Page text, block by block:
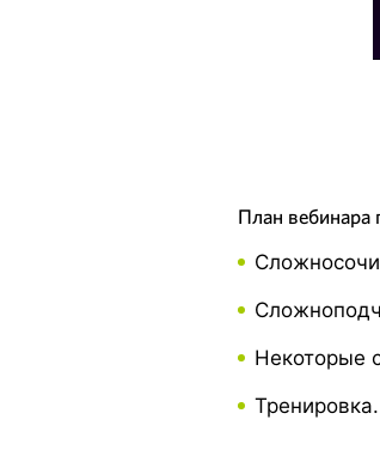
План вебинара
Некоторые